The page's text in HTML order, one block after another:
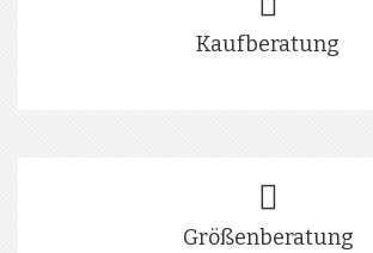
Kaufberatung
Größenberatung